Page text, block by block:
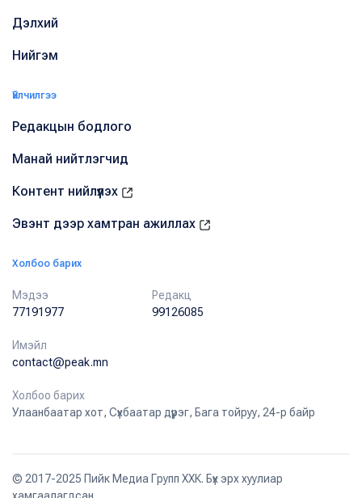
Дэлхий
Нийгэм
Үйлчилгээ
Редакцын бодлого
Манай нийтлэгчид
Контент нийлүүлэх
Эвэнт дээр хамтран ажиллах
Холбоо барих
Мэдээ
77191977
Редакц
99126085
Имэйл
contact@peak.mn
Холбоо барих
Улаанбаатар хот, Сүхбаатар дүүрэг, Бага тойруу, 24-р байр
© 2017-2025 Пийк Медиа Групп ХХК. Бүх эрх хуулиар